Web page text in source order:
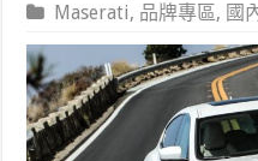
Maserati, 品牌專區, 國